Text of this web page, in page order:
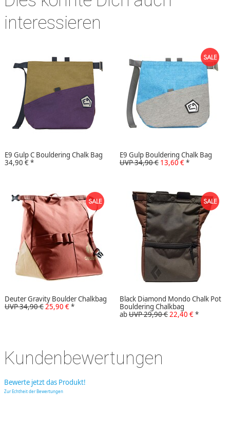
interessieren
E9 Gulp C Bouldering Chalk Bag
34,90 €*
E9 Gulp Bouldering Chalk Bag
UVP 34,90 € 13,60 €*
Deuter Gravity Boulder Chalkbag
UVP 34,90 €25,90 €*
Black Diamond Mondo Chalk Pot
Bouldering Chalkbag
abUVP 29,90 €22,40 €*
Kundenbewertungen
Bewerte jetzt das Produkt!
Zur Echtheit der Bewertungen